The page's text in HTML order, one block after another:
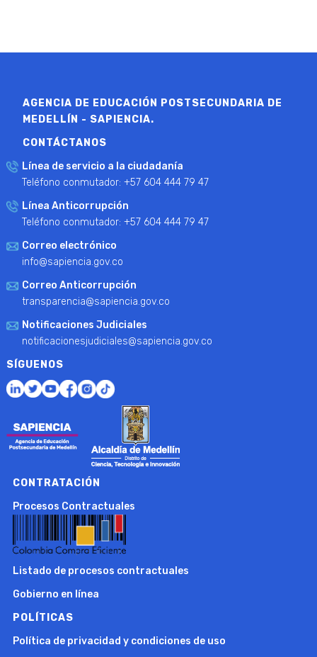
AGENCIA DE EDUCACIÓN POSTSECUNDARIA DE
MEDELLÍN - SAPIENCIA.
CONTÁCTANOS
Línea de servicio a la ciudadanía
Teléfono conmutador: +57 604 444 79 47
Línea Anticorrupción
Teléfono conmutador: +57 604 444 79 47
Correo electrónico
info@sapiencia.gov.co
Correo Anticorrupción
transparencia@sapiencia.gov.co
Notificaciones Judiciales
notificacionesjudiciales@sapiencia.gov.co
SÍGUENOS
CONTRATACIÓN
Procesos Contractuales
Listado de procesos contractuales
Gobierno en línea
POLÍTICAS
Política de privacidad y condiciones de uso